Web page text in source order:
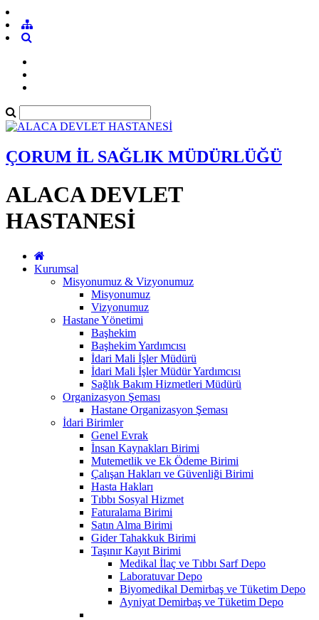
ÇORUM İL SAĞLIK MÜDÜRLÜĞÜ
ALACA DEVLET
HASTANESİ
Kurumsal
Misyonumuz & Vizyonumuz
Misyonumuz
Vizyonumuz
Hastane Yönetimi
Başhekim
Başhekim Yardımcısı
İdari Mali İşler Müdürü
İdari Mali İşler Müdür Yardımcısı
Sağlık Bakım Hizmetleri Müdürü
Organizasyon Şeması
Hastane Organizasyon Şeması
İdari Birimler
Genel Evrak
İnsan Kaynakları Birimi
Mutemetlik ve Ek Ödeme Birimi
Çalışan Hakları ve Güvenliği Birimi
Hasta Hakları
Tıbbı Sosyal Hizmet
Faturalama Birimi
Satın Alma Birimi
Gider Tahakkuk Birimi
Taşınır Kayıt Birimi
Medikal İlaç ve Tıbbı Sarf Depo
Laboratuvar Depo
Biyomedikal Demirbaş ve Tüketim Depo
Ayniyat Demirbaş ve Tüketim Depo